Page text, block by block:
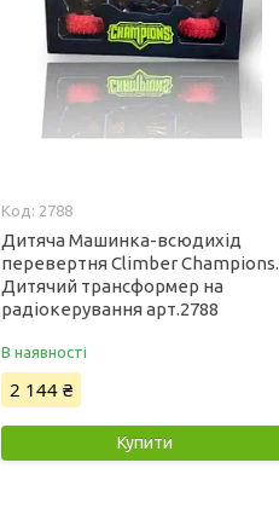
2788
Дитяча Машинка-всюдихід
перевертня Climber Champions.
Дитячий трансформер на
радіокерування арт.2788
В наявності
2 144 ₴
Купити